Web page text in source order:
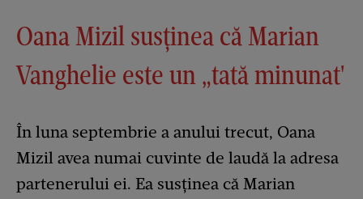
Oana Mizil susținea că Marian
Vanghelie este un „tată minunat'
În luna septembrie a anului trecut, Oana
Mizil avea numai cuvinte de laudă la adresa
partenerului ei. Ea susținea că Marian